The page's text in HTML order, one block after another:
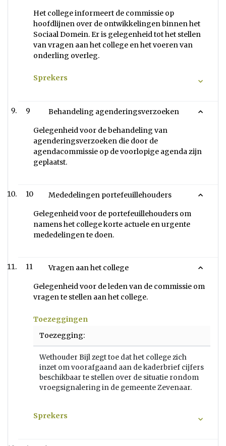
Het college informeert de commissie op
hoofdlijnen over de ontwikkelingen binnen het
Sociaal Domein. Er is gelegenheid tot het stellen
van vragen aan het college en het voeren van
onderling overleg.
Sprekers
9 Behandeling agenderingsverzoeken
Gelegenheid voor de behandeling van
agenderingsverzoeken die door de
agendacommissie op de voorlopige agenda zijn
geplaatst.
10 Mededelingen portefeuillehouders
Gelegenheid voor de portefeuillehouders om
namens het college korte actuele en urgente
mededelingen te doen.
11 Vragen aan het college
Gelegenheid voor de leden van de commissie om
vragen te stellen aan het college.
Toezeggingen
Toezegging:
Wethouder Bijl zegt toe dat het college zich
inzet om voorafgaand aan de kaderbrief cijfers
beschikbaar te stellen over de situatie rondom
vroegsignalering in de gemeente Zevenaar.
Sprekers